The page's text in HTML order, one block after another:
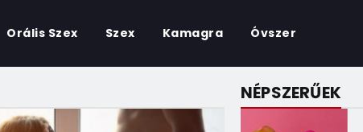
Orális Szex Szex Kamagra Óvszer
NÉPSZERŰEK